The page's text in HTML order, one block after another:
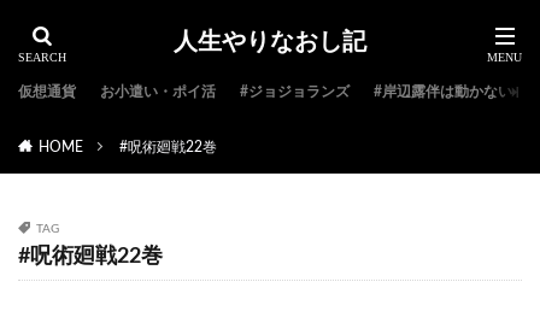
人生やりなおし記
仮想通貨 お小遣い・ポイ活 #ジョジョランズ #岸辺露伴は動かない
HOME #呪術廻戦22巻
TAG
#呪術廻戦22巻